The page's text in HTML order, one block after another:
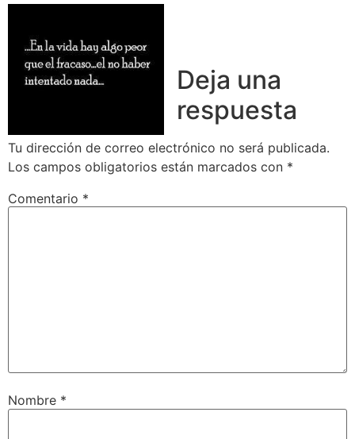
Deja una
respuesta
Tu dirección de correo electrónico no será publicada.
Los campos obligatorios están marcados con *
Comentario *
Nombre *